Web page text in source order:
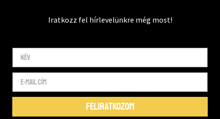
Iratkozz fel hírlevelünkre még most!
FELIRATKOZOM